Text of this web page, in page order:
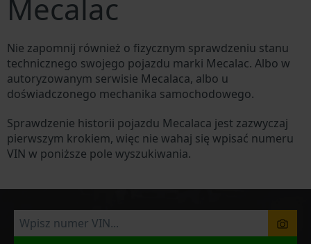
Mecalac
Nie zapomnij również o fizycznym sprawdzeniu stanu
technicznego swojego pojazdu marki Mecalac. Albo w
autoryzowanym serwisie Mecalaca, albo u
doświadczonego mechanika samochodowego.
Sprawdzenie historii pojazdu Mecalaca jest zazwyczaj
pierwszym krokiem, więc nie wahaj się wpisać numeru
VIN w poniższe pole wyszukiwania.